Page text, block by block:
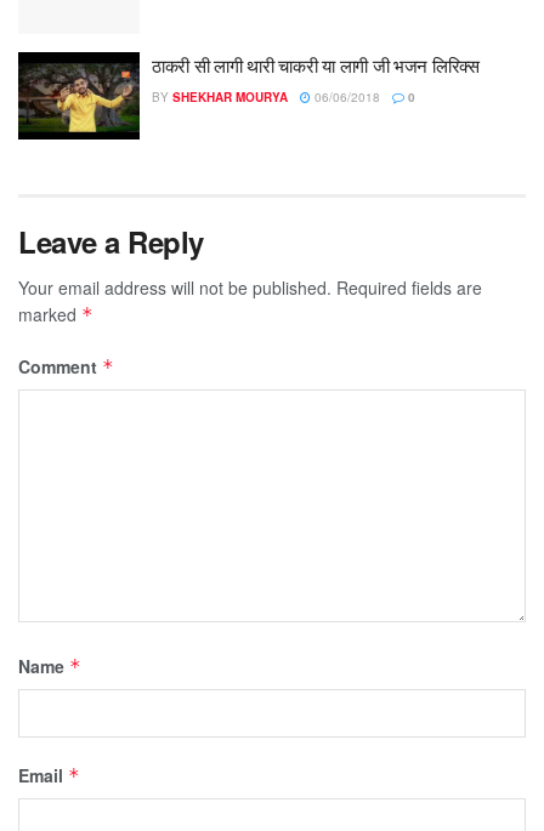
ठाकरी सी लागी थारी चाकरी या लागी जी भजन लिरिक्स
BY SHEKHAR MOURYA 06/06/2018 0
Leave a Reply
Your email address will not be published. Required fields are
marked *
Comment *
Name *
Email *